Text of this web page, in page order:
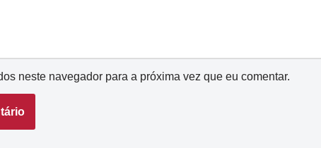
neste navegador para a próxima vez que eu comentar.